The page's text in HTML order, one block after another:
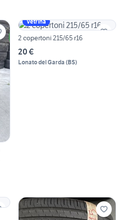
Vetrina
2 copertoni 215/65 r16
20 €
Lonato del Garda (BS)